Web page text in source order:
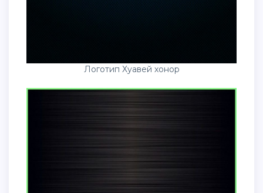
Логотип Хуавей хонор